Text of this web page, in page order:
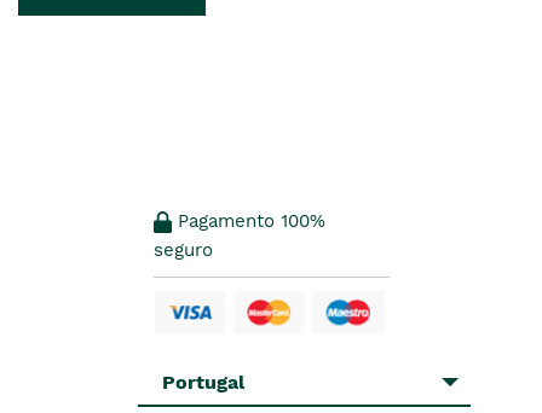
Pagamento 100%
seguro
Portugal